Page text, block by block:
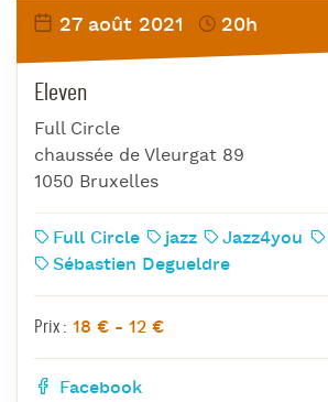
27 août 2021 20h
Eleven
Full Circle
chaussée de Vleurgat 89
1050 Bruxelles
Full Circle jazz Jazz4you
Sébastien Degueldre
Prix : 18 € - 12 €
Facebook